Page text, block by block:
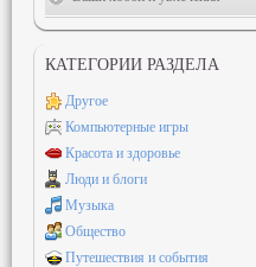
КАТЕГОРИИ РАЗДЕЛА
Другое
Компьютерные игры
Красота и здоровье
Люди и блоги
Музыка
Общество
Путешествия и события